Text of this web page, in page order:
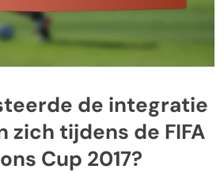
de integratie
zich tijdens de FIFA
Cup 2017?